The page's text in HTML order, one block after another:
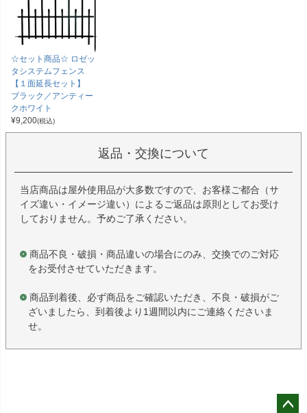
☆セット商品☆ ロゼッ
タシステムフェンス
【１面延長セット】
ブラック／アンティー
クホワイト
¥9,200(税込)
返品・交換について
当店商品は屋外使用品が大多数ですので、お客様ご都合（サ
イズ違い・イメージ違い）によるご返品は原則としてお受け
しておりません。予めご了承ください。
商品不良・破損・商品違いの場合にのみ、交換でのご対応
をお受付させていただきます。
商品到着後、必ず商品をご確認いただき、不良・破損がご
ざいましたら、到着後より1週間以内にご連絡くださいま
せ。